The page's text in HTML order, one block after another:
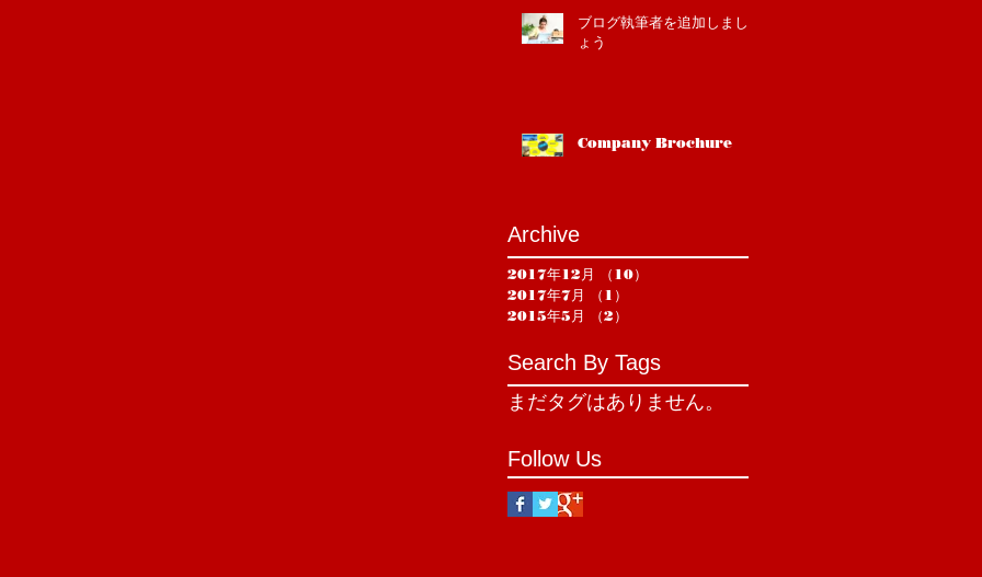
ブログ執筆者を追加しまし
ょう
Company Brochure
Archive
2017年12月 （10）
2017年7月
（1）
2015年5月
（2）
Search By Tags
まだタグはありません。
Follow Us